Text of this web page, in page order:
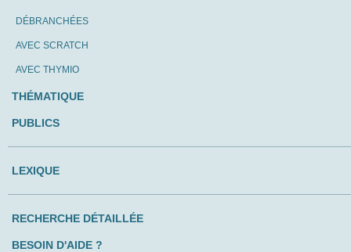
DÉBRANCHÉES
AVEC SCRATCH
AVEC THYMIO
THÉMATIQUE
PUBLICS
LEXIQUE
RECHERCHE DÉTAILLÉE
BESOIN D'AIDE ?